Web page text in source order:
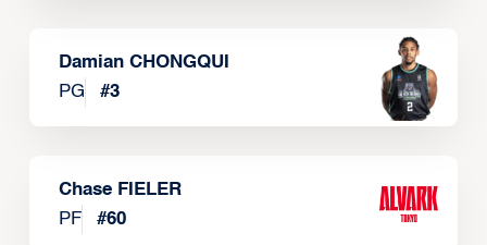
Damian CHONGQUI
PG
#3
Chase FIELER
PF
#60